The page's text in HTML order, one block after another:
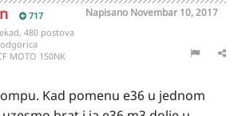
717 Napisano Novembar 10, 2017
480 postova
MOTO 150NK
Kad pomenu e36 u jednom